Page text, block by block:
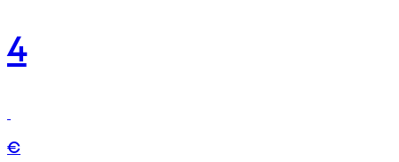
4
€